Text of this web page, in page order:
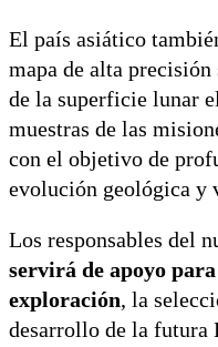
El país asiático
mapa de alta
de la superficie lunar
muestras de las
con el objetivo de
evolución geológica y
Los responsables del
servirá de apoyo
exploración, la
desarrollo de la futura